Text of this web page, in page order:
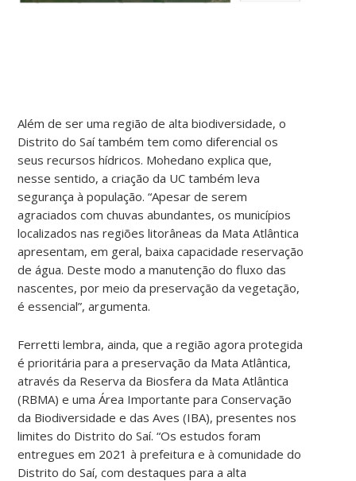
Além de ser uma região de alta biodiversidade, o
Distrito do Saí também tem como diferencial os
seus recursos hídricos. Mohedano explica que,
nesse sentido, a criação da UC também leva
segurança à população. “Apesar de serem
agraciados com chuvas abundantes, os municípios
localizados nas regiões litorâneas da Mata Atlântica
apresentam, em geral, baixa capacidade reservação
de água. Deste modo a manutenção do fluxo das
nascentes, por meio da preservação da vegetação,
é essencial”, argumenta.
Ferretti lembra, ainda, que a região agora protegida
é prioritária para a preservação da Mata Atlântica,
através da Reserva da Biosfera da Mata Atlântica
(RBMA) e uma Área Importante para Conservação
da Biodiversidade e das Aves (IBA), presentes nos
limites do Distrito do Saí. “Os estudos foram
entregues em 2021 à prefeitura e à comunidade do
Distrito do Saí, com destaques para a alta